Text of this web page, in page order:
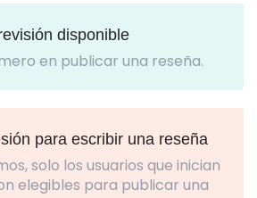
disponible
en publicar una reseña.
para escribir una reseña
solo los usuarios que inician
elegibles para publicar una